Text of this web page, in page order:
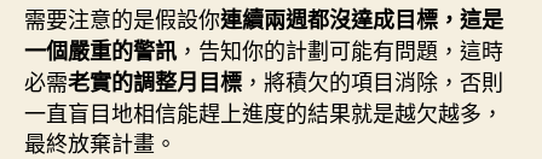
需要注意的是假設你連續兩週都沒達成目標，這是
一個嚴重的警訊，告知你的計劃可能有問題，這時
必需老實的調整月目標 ，將積欠的項目消除，否則
一直盲目地相信能趕上進度的結果就是越欠越多，
最終放棄計畫。